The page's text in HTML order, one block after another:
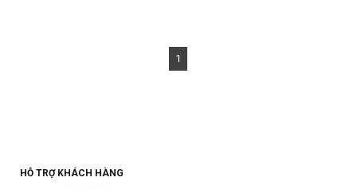
1
HỖ TRỢ KHÁCH HÀNG